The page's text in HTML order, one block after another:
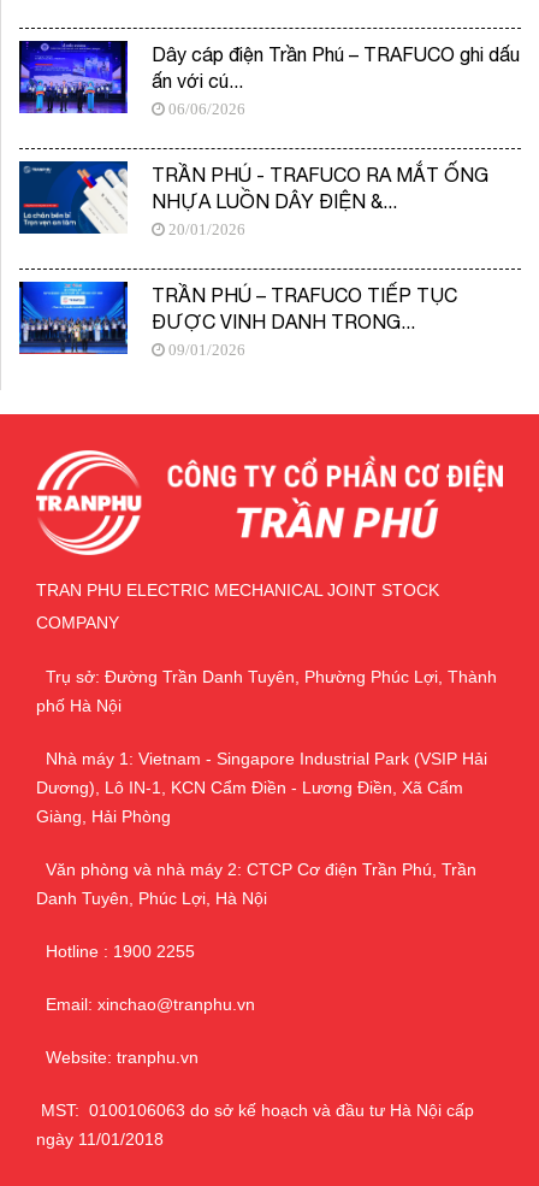
Dây cáp điện Trần Phú – TRAFUCO ghi dấu
ấn với cú...
06/06/2026
TRẦN PHÚ - TRAFUCO RA MẮT ỐNG
NHỰA LUỒN DÂY ĐIỆN &...
20/01/2026
TRẦN PHÚ – TRAFUCO TIẾP TỤC
ĐƯỢC VINH DANH TRONG...
09/01/2026
TRAN PHU ELECTRIC MECHANICAL JOINT STOCK
COMPANY
Trụ sở: Đường Trần Danh Tuyên, Phường Phúc Lợi, Thành
phố Hà Nội
Nhà máy 1: Vietnam - Singapore Industrial Park (VSIP Hải
Dương), Lô IN-1, KCN Cẩm Điền - Lương Điền, Xã Cẩm
Giàng, Hải Phòng
Văn phòng và nhà máy 2: CTCP Cơ điện Trần Phú, Trần
Danh Tuyên, Phúc Lợi, Hà Nội
Hotline : 1900 2255
Email: xinchao@tranphu.vn
Website: tranphu.vn
MST: 0100106063 do sở kế hoạch và đầu tư Hà Nội cấp
ngày 11/01/2018